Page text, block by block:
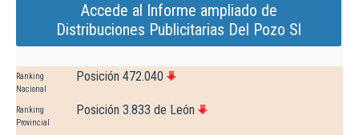
Accede al Informe ampliado de
Distribuciones Publicitarias Del Pozo Sl
Ranking
Nacional
Posición 472.040
Ranking
Provincial
Posición 3.833 de León